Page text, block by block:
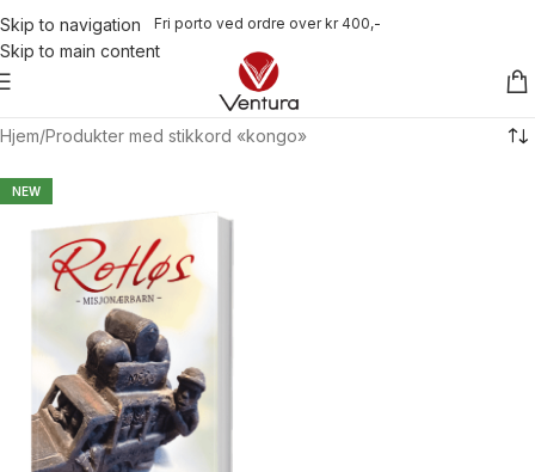
Skip to navigation
Skip to main content
Fri porto ved ordre over kr 400,-
Hjem Produkter med stikkord «kongo»
NEW